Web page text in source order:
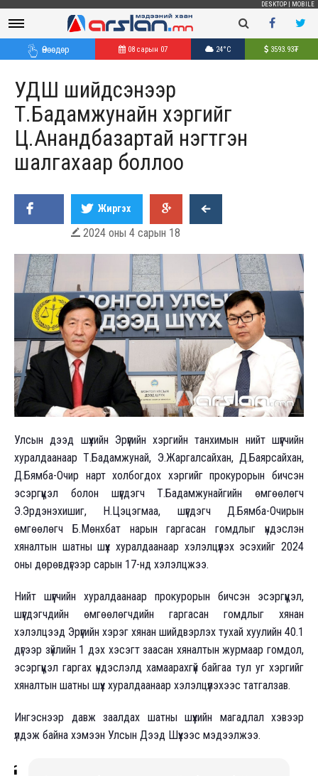
DESKTOP MOBILE
Өнөөдөр 08 сарын 07 24°C 3593.93₮
УДШ шийдсэнээр
Т.Бадамжунайн хэргийг
Ц.Анандбазартай нэгтгэн
шалгахаар боллоо
Жиргэх
 2024 оны 4 сарын 18
Улсын дээд шүүхийн Эрүүгийн хэргийн танхимын нийт шүүгчийн
хуралдаанаар Т.Бадамжунай, Э.Жаргалсайхан, Д.Баярсайхан,
Д.Бямба-Очир нарт холбогдох хэргийг прокурорын бичсэн
эсэргүүцэл болон шүүгдэгч Т.Бадамжунайгийн өмгөөлөгч
Э.Эрдэнэхишиг, Н.Цэцэгмаа, шүүгдэгч Д.Бямба-Очирын
өмгөөлөгч Б.Мөнхбат нарын гаргасан гомдлыг үндэслэн
хяналтын шатны шүүх хуралдаанаар хэлэлцүүлэх эсэхийг 2024
оны дөрөвдүгээр сарын 17-нд хэлэлцжээ.
Нийт шүүгчийн хуралдаанаар прокурорын бичсэн эсэргүүцэл,
шүүгдэгчдийн өмгөөлөгчдийн гаргасан гомдлыг хянан
хэлэлцээд Эрүүгийн хэрэг хянан шийдвэрлэх тухай хуулийн 40.1
дүгээр зүйлийн 1 дэх хэсэгт заасан хяналтын журмаар гомдол,
эсэргүүцэл гаргах үндэслэлд хамаарахгүй байгаа тул уг хэргийг
хяналтын шатны шүүх хуралдаанаар хэлэлцүүлэхээс татгалзав.
Ингэснээр давж заалдах шатны шүүхийн магадлал хэвээр
үлдэж байна хэмээн Улсын Дээд Шүүхээс мэдээлжээ.